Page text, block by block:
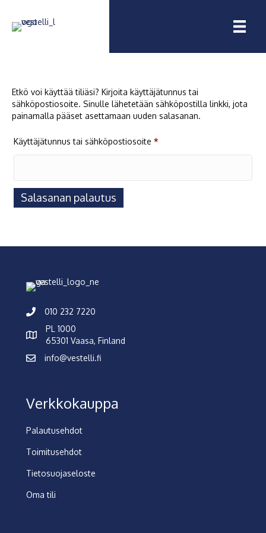
Etkö voi käyttää tiliäsi? Kirjoita käyttäjätunnus tai
sähköpostiosoite. Sinulle lähetetään sähköpostilla linkki, jota
painamalla pääset asettamaan uuden salasanan.
Käyttäjätunnus tai sähköpostiosoite *
Salasanan palautus
010 232 7220
PL 1000
65301 Vaasa, Finland
info@vestelli.fi
Verkkokauppa
Palautusehdot
Toimitusehdot
Tietosuojaseloste
Oma tili